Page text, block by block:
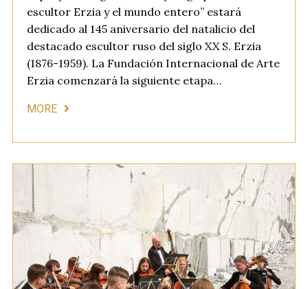
escultor Erzia y el mundo entero” estará
dedicado al 145 aniversario del natalicio del
destacado escultor ruso del siglo XX S. Erzia
(1876-1959). La Fundación Internacional de Arte
Erzia comenzará la siguiente etapa…
MORE